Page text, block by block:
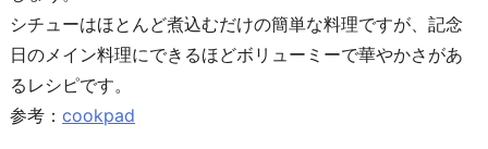
シチューはほとんど煮込むだけの簡単な料理ですが、記念
日のメイン料理にできるほどボリューミーで華やかさがあ
るレシピです。
参考： cookpad